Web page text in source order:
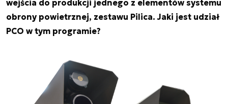
wejścia do produkcji jednego z elementów systemu
obrony powietrznej, zestawu Pilica. Jaki jest udział
PCO w tym programie?